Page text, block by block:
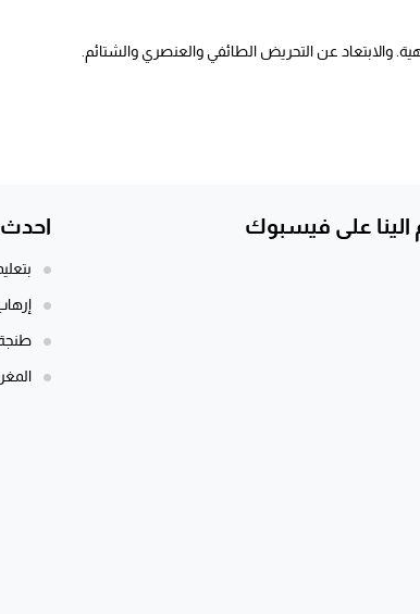
والابتعاد عن التحريض الطائفي والعنصري والشتائم.
الينا على فيسبوك احدث